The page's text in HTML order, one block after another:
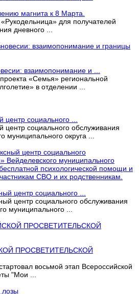
магнита к 8 Марта.
для получателей
дневного ...
взаимопонимание и ...
«Семья» региональной
в отделении ...
социального ...
социального обслуживания
муниципального округа ...
центр социального ...
центр социального обслуживания
муниципального ...
ПРОСВЕТИТЕЛЬСКОЙ
восьмой этап Всероссийской
"Мои ...